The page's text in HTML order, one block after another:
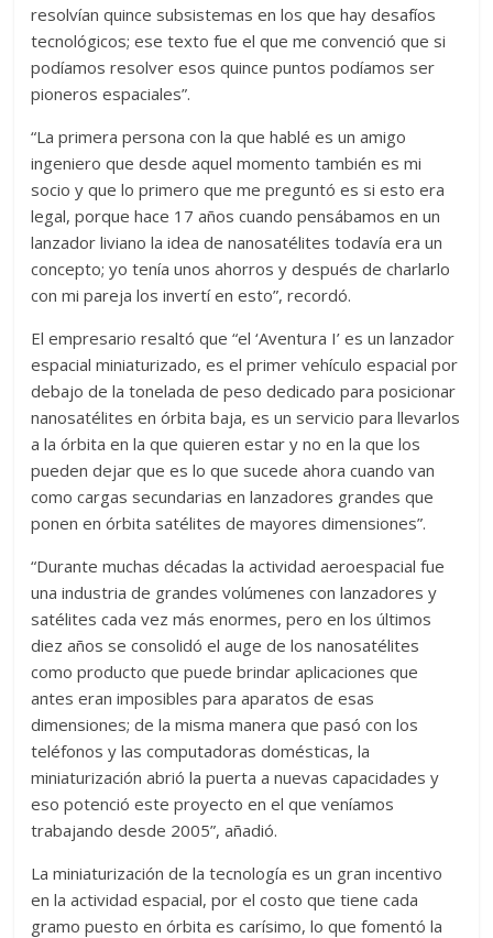
resolvían quince subsistemas en los que hay desafíos
tecnológicos; ese texto fue el que me convenció que si
podíamos resolver esos quince puntos podíamos ser
pioneros espaciales”.
“La primera persona con la que hablé es un amigo
ingeniero que desde aquel momento también es mi
socio y que lo primero que me preguntó es si esto era
legal, porque hace 17 años cuando pensábamos en un
lanzador liviano la idea de nanosatélites todavía era un
concepto; yo tenía unos ahorros y después de charlarlo
con mi pareja los invertí en esto”, recordó.
El empresario resaltó que “el ‘Aventura I’ es un lanzador
espacial miniaturizado, es el primer vehículo espacial por
debajo de la tonelada de peso dedicado para posicionar
nanosatélites en órbita baja, es un servicio para llevarlos
a la órbita en la que quieren estar y no en la que los
pueden dejar que es lo que sucede ahora cuando van
como cargas secundarias en lanzadores grandes que
ponen en órbita satélites de mayores dimensiones”.
“Durante muchas décadas la actividad aeroespacial fue
una industria de grandes volúmenes con lanzadores y
satélites cada vez más enormes, pero en los últimos
diez años se consolidó el auge de los nanosatélites
como producto que puede brindar aplicaciones que
antes eran imposibles para aparatos de esas
dimensiones; de la misma manera que pasó con los
teléfonos y las computadoras domésticas, la
miniaturización abrió la puerta a nuevas capacidades y
eso potenció este proyecto en el que veníamos
trabajando desde 2005”, añadió.
La miniaturización de la tecnología es un gran incentivo
en la actividad espacial, por el costo que tiene cada
gramo puesto en órbita es carísimo, lo que fomentó la